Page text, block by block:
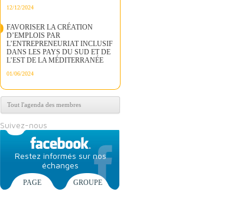
12/12/2024
FAVORISER LA CRÉATION
D’EMPLOIS PAR
L’ENTREPRENEURIAT INCLUSIF
DANS LES PAYS DU SUD ET DE
L’EST DE LA MÉDITERRANÉE
01/06/2024
Tout l'agenda des membres
Suivez-nous
Restez informés sur nos
échanges
PAGE GROUPE